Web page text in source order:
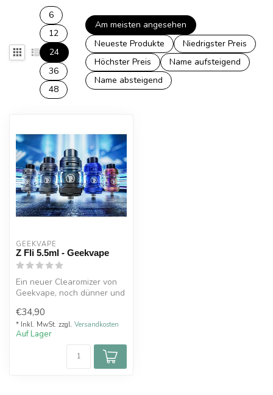
6
12
24
36
48
Am meisten angesehen
Neueste Produkte
Niedrigster Preis
Höchster Preis
Name aufsteigend
Name absteigend
GEEKVAPE
Z Fli 5.5ml - Geekvape
Ein neuer Clearomizer von
Geekvape, noch dünner und
effizient...
€34,90
* Inkl. MwSt. zzgl. Versandkosten
Auf Lager